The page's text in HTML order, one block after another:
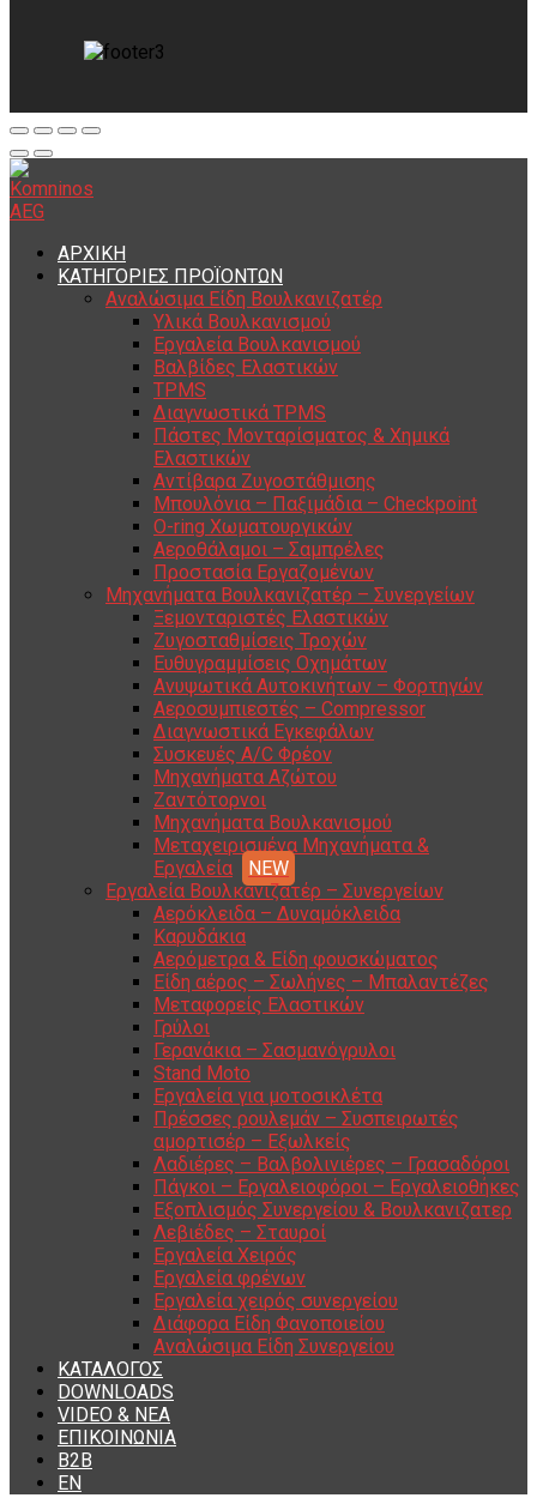
ΑΡΧΙΚΗ
ΚΑΤΗΓΟΡΙΕΣ ΠΡΟΪΟΝΤΩΝ
Αναλώσιμα Είδη Βουλκανιζατέρ
Υλικά Βουλκανισμού
Εργαλεία Βουλκανισμού
Βαλβίδες Ελαστικών
TPMS
Διαγνωστικά TPMS
Πάστες Μονταρίσματος & Χημικά
Ελαστικών
Αντίβαρα Ζυγοστάθμισης
Μπουλόνια – Παξιμάδια – Checkpoint
O-ring Χωματουργικών
Αεροθάλαμοι – Σαμπρέλες
Προστασία Εργαζομένων
Μηχανήματα Βουλκανιζατέρ – Συνεργείων
Ξεμονταριστές Ελαστικών
Ζυγοσταθμίσεις Τροχών
Ευθυγραμμίσεις Οχημάτων
Ανυψωτικά Αυτοκινήτων – Φορτηγών
Αεροσυμπιεστές – Compressor
Διαγνωστικά Εγκεφάλων
Συσκευές A/C Φρέον
Μηχανήματα Αζώτου
Ζαντότορνοι
Μηχανήματα Βουλκανισμού
Μεταχειρισμένα Μηχανήματα &
Εργαλεία
Εργαλεία Βουλκανιζατέρ – Συνεργείων
Αερόκλειδα – Δυναμόκλειδα
Καρυδάκια
Αερόμετρα & Είδη φουσκώματος
Είδη αέρος – Σωλήνες – Μπαλαντέζες
Μεταφορείς Ελαστικών
Γρύλοι
Γερανάκια – Σασμανόγρυλοι
Stand Moto
Εργαλεία για μοτοσικλέτα
Πρέσσες ρουλεμάν – Συσπειρωτές
αμορτισέρ – Εξωλκείς
Λαδιέρες – Βαλβολινιέρες – Γρασαδόροι
Πάγκοι – Εργαλειοφόροι – Εργαλειοθήκες
Εξοπλισμός Συνεργείου & Βουλκανιζατερ
Λεβιέδες – Σταυροί
Εργαλεία Χειρός
Εργαλεία φρένων
Εργαλεία χειρός συνεργείου
Διάφορα Είδη Φανοποιείου
Αναλώσιμα Είδη Συνεργείου
ΚΑΤΑΛΟΓΟΣ
DOWNLOADS
VIDEO & ΝΕΑ
ΕΠΙΚΟΙΝΩΝΙΑ
B2B
ΕΝ